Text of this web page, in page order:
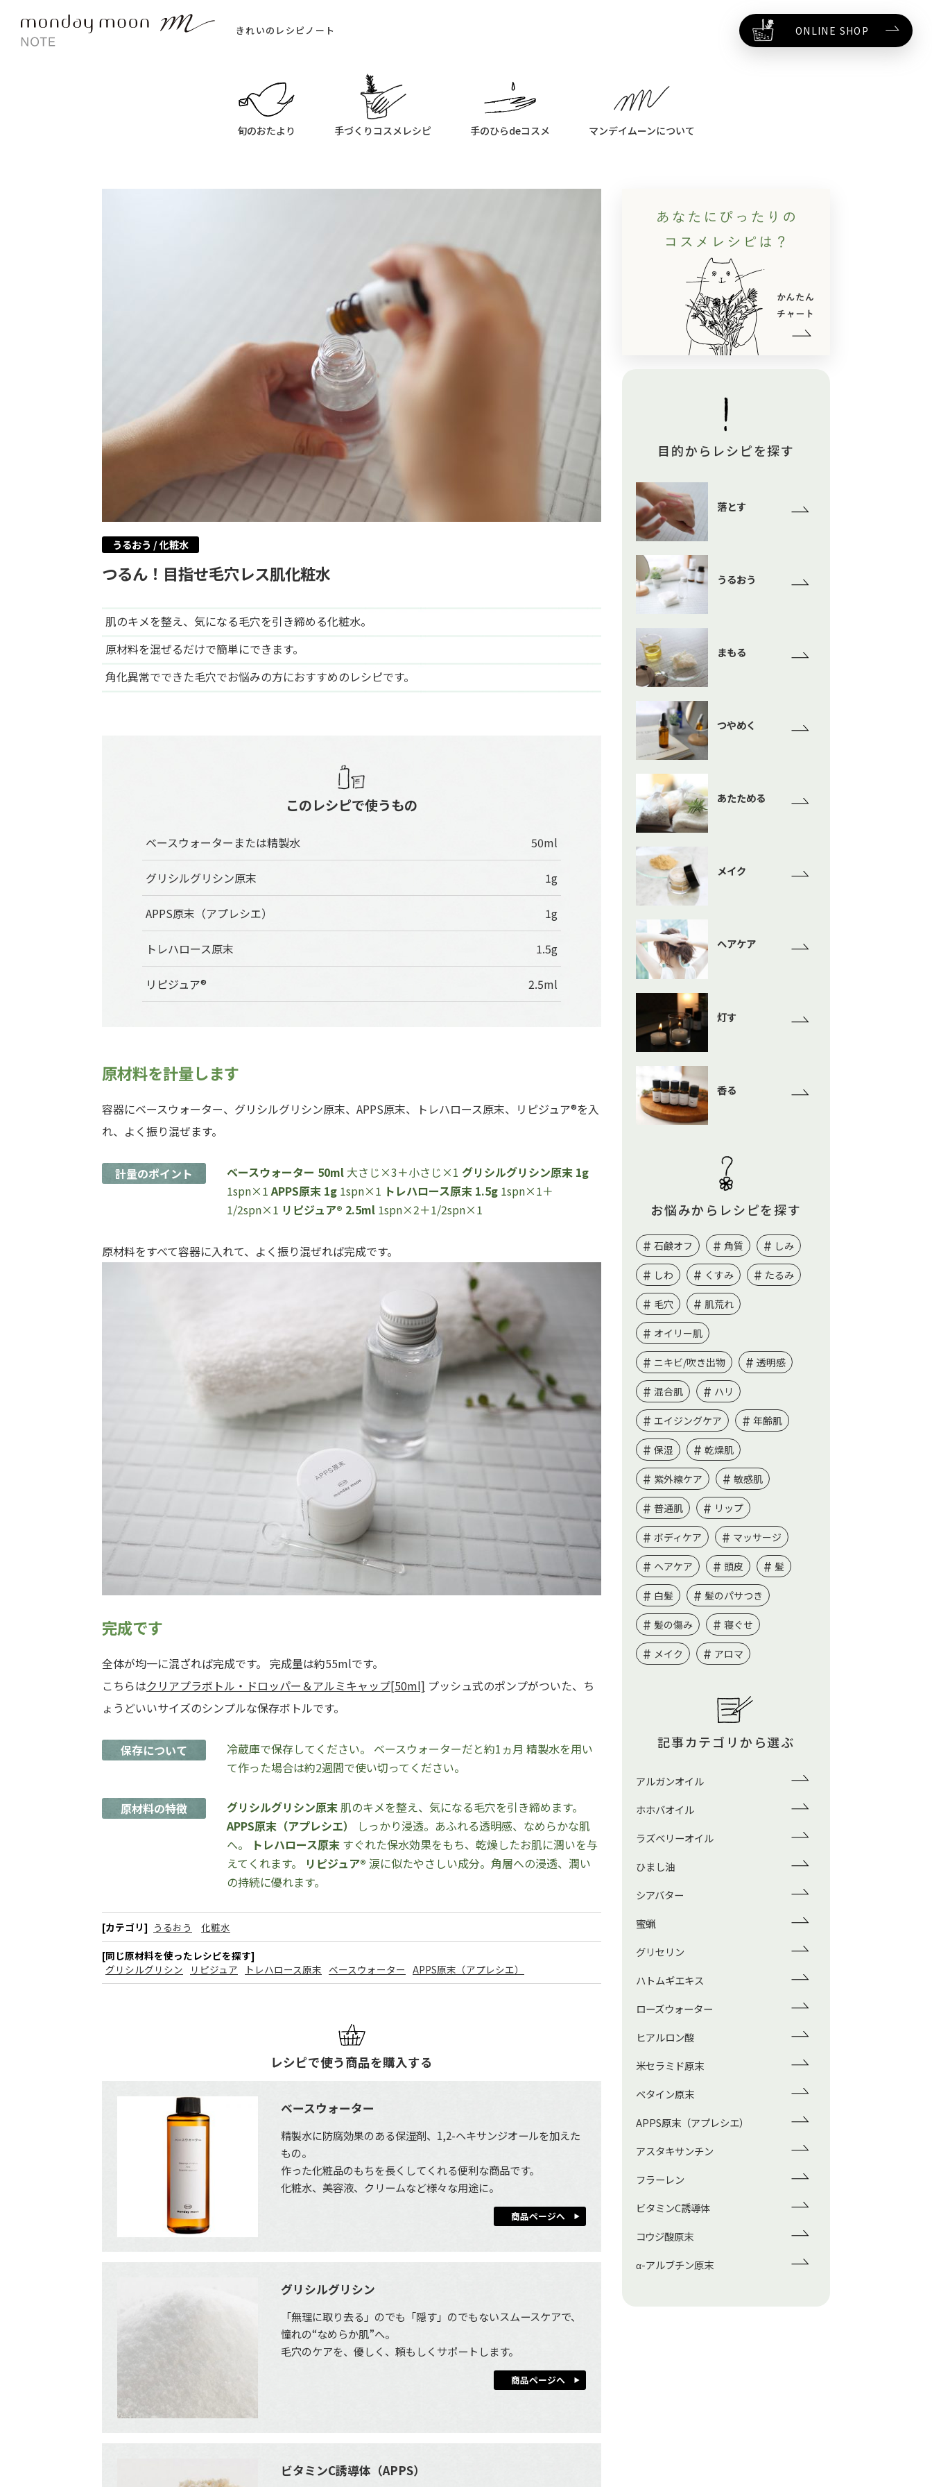
きれいのレシピノート
旬のおたより 手づくりコスメレシピ 手のひらdeコスメ マンデイムーンについて
ONLINE SHOP
うるおう / 化粧水
つるん！目指せ毛穴レス肌化粧水
肌のキメを整え、気になる毛穴を引き締める化粧水。
原材料を混ぜるだけで簡単にできます。
角化異常でできた毛穴でお悩みの方におすすめのレシピです。
このレシピで使うもの
ベースウォーターまたは精製水 50ml
グリシルグリシン原末 1g
APPS原末（アプレシエ） 1g
トレハロース原末 1.5g
リピジュア® 2.5ml
原材料を計量します
容器にベースウォーター、グリシルグリシン原末、APPS原末、トレハロース原末、リピジュア®を入
れ、よく振り混ぜます。
計量のポイント ベースウォーター 50ml 大さじ×3＋小さじ×1 グリシルグリシン原末 1g
1spn×1APPS原末 1g 1spn×1 トレハロース原末 1.5g 1spn×1＋
1/2spn×1 リピジュア® 2.5ml 1spn×2＋1/2spn×1
原材料をすべて容器に入れて、よく振り混ぜれば完成です。
完成です
全体が均一に混ざれば完成です。 完成量は約55mlです。
こちらはクリアプラボトル・ドロッパー＆アルミキャップ[50ml] プッシュ式のポンプがついた、ち
ょうどいいサイズのシンプルな保存ボトルです。
保存について
冷蔵庫で保存してください。 ベースウォーターだと約1ヵ月 精製水を用い
て作った場合は約2週間で使い切ってください。
原材料の特徴 グリシルグリシン原末 肌のキメを整え、気になる毛穴を引き締めます。
APPS原末（アプレシエ）
しっかり浸透。あふれる透明感、なめらかな肌
へ。
トレハロース原末 すぐれた保水効果をもち、乾燥したお肌に潤いを与
えてくれます。
リピジュア® 涙に似たやさしい成分。角層への浸透、潤い
の持続に優れます。
[カテゴリ] うるおう 化粧水
[同じ原材料を使ったレシピを探す]
グリシルグリシン
リピジュア トレハロース原末 ベースウォーター APPS原末（アプレシエ）
レシピで使う商品を購入する
ベースウォーター
精製水に防腐効果のある保湿剤、1,2-ヘキサンジオールを加えた
もの。
作った化粧品のもちを長くしてくれる便利な商品です。
化粧水、美容液、クリームなど様々な用途に。
商品ページへ
グリシルグリシン
「無理に取り去る」のでも「隠す」のでもないスムースケアで、
憧れの“なめらか肌”へ。
毛穴のケアを、優しく、頼もしくサポートします。
商品ページへ
ビタミンC誘導体（APPS）
目的からレシピを探す
落とす
うるおう
まもる
つやめく
あたためる
メイク
ヘアケア
灯す
香る
お悩みからレシピを探す
石鹸オフ 角質 しみ
しわ くすみ たるみ
毛穴 肌荒れ
オイリー肌
ニキビ/吹き出物 透明感
混合肌 ハリ
エイジングケア 年齢肌
保湿 乾燥肌
紫外線ケア 敏感肌
普通肌 リップ
ボディケア マッサージ
ヘアケア 頭皮 髪
白髪 髪のパサつき
髪の傷み 寝ぐせ
メイク アロマ
記事カテゴリから選ぶ
アルガンオイル
ホホバオイル
ラズベリーオイル
ひまし油
シアバター
蜜蝋
グリセリン
ハトムギエキス
ローズウォーター
ヒアルロン酸
米セラミド原末
ベタイン原末
APPS原末（アプレシエ）
アスタキサンチン
フラーレン
ビタミンC誘導体
コウジ酸原末
α-アルブチン原末